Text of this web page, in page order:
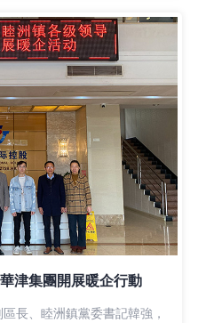
津集團開展暖企行動
長、睦洲鎮黨委書記韓強，